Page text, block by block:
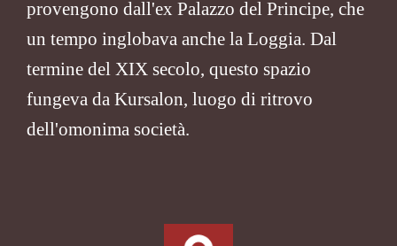
provengono dall'ex Palazzo del Principe, che
un tempo inglobava anche la Loggia. Dal
termine del XIX secolo, questo spazio
fungeva da Kursalon, luogo di ritrovo
dell'omonima società.